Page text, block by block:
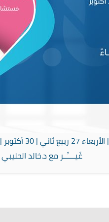
| الأربعاء 27 ربيع ثاني | 30 أكتوبر | 8:30 مساءً
غَيــــِّــر مع د.خالد الحليبي